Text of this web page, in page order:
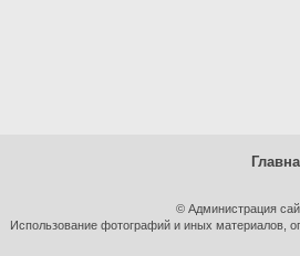
© Администрация
Использование фотографий и иных материалов,